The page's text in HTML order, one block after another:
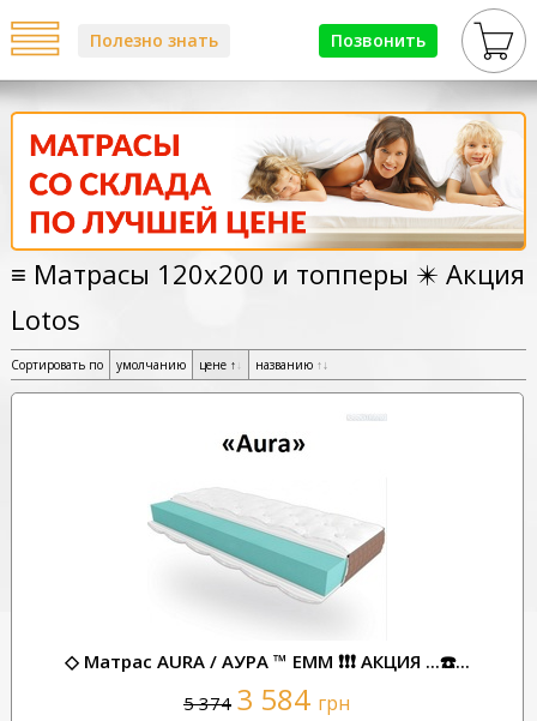
Позвонить
Полезно знать
≡ Матрасы 120х200 и топперы ✴️ Акция
Lotos
Сортировать по умолчанию цене ↑ ↓ названию ↑↓
◇ Матрас AURA / АУРА ™ ЕММ ❗❗❗ АКЦИЯ ...☎️...
5 374 3 584 грн